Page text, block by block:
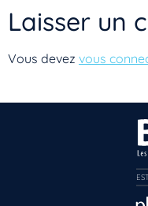
Laisser un
Vous devez vous
Vous n’êtes